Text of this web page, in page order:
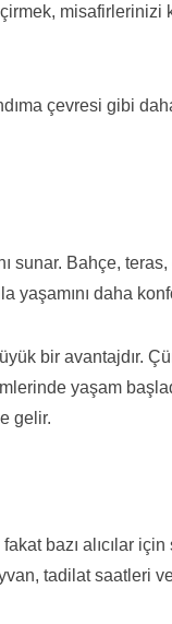
misafirlerinizi
çevresi gibi
sunar. Bahçe,
yaşamını daha
bir avantajdır.
yaşam
gelir.
bazı alıcılar için
tadilat saatleri